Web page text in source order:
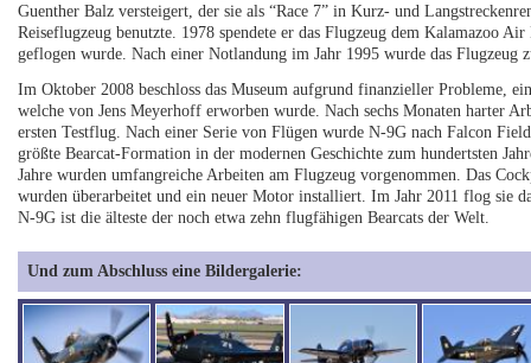
Guenther Balz versteigert, der sie als “Race 7” in Kurz- und
Reiseflugzeug benutzte. 1978 spendete er das Flugzeug dem Kalamazoo
geflogen wurde. Nach einer Notlandung im Jahr 1995 wurde das Flugzeug
Im Oktober 2008 beschloss das Museum aufgrund finanzieller Probleme,
welche von Jens Meyerhoff erworben wurde. Nach sechs Monaten harter
ersten Testflug. Nach einer Serie von Flügen wurde N-9G nach Falcon
größte Bearcat-Formation in der modernen Geschichte zum hundertsten
Jahre wurden umfangreiche Arbeiten am Flugzeug vorgenommen. Das
wurden überarbeitet und ein neuer Motor installiert. Im Jahr 2011 flog sie
N-9G ist die älteste der noch etwa zehn flugfähigen Bearcats der Welt.
Und zum Abschluss eine Bildergalerie: